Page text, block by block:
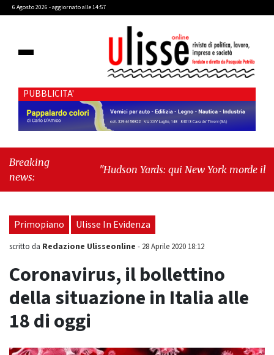
6 Agosto 2026 - aggiornato alle 14:57
PUBBLICITA'
Breaking
news:
"Hudson Yards: qui New York morde il
Primopiano Ulisse In Evidenza
scritto da Redazione Ulisseonline - 28 Aprile 2020 18:12
Coronavirus, il bollettino
della situazione in Italia alle
18 di oggi